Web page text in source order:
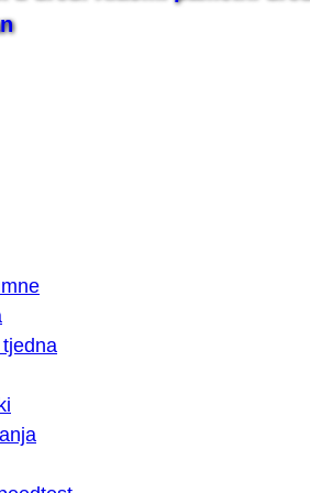
otkrio kako je nastajala
tanje i izdržljivije